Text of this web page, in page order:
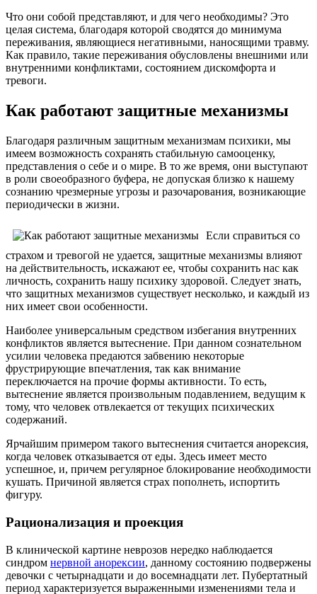
Что они собой представляют, и для чего необходимы? Это
целая система, благодаря которой сводятся до минимума
переживания, являющиеся негативными, наносящими травму.
Как правило, такие переживания обусловлены внешними или
внутренними конфликтами, состоянием дискомфорта и
тревоги.
Как работают защитные механизмы
Благодаря различным защитным механизмам психики, мы
имеем возможность сохранять стабильную самооценку,
представления о себе и о мире. В то же время, они выступают
в роли своеобразного буфера, не допуская близко к нашему
сознанию чрезмерные угрозы и разочарования, возникающие
периодически в жизни.
Если справиться со
страхом и тревогой не удается, защитные механизмы влияют
на действительность, искажают ее, чтобы сохранить нас как
личность, сохранить нашу психику здоровой. Следует знать,
что защитных механизмов существует несколько, и каждый из
них имеет свои особенности.
Наиболее универсальным средством избегания внутренних
конфликтов является вытеснение. При данном сознательном
усилии человека предаются забвению некоторые
фрустрирующие впечатления, так как внимание
переключается на прочие формы активности. То есть,
вытеснение является произвольным подавлением, ведущим к
тому, что человек отвлекается от текущих психических
содержаний.
Ярчайшим примером такого вытеснения считается анорексия,
когда человек отказывается от еды. Здесь имеет место
успешное, и, причем регулярное блокирование необходимости
кушать. Причиной является страх пополнеть, испортить
фигуру.
Рационализация и проекция
В клинической картине неврозов нередко наблюдается
синдром нервной анорексии, данному состоянию подвержены
девочки с четырнадцати и до восемнадцати лет. Пубертатный
период характеризуется выраженными изменениями тела и